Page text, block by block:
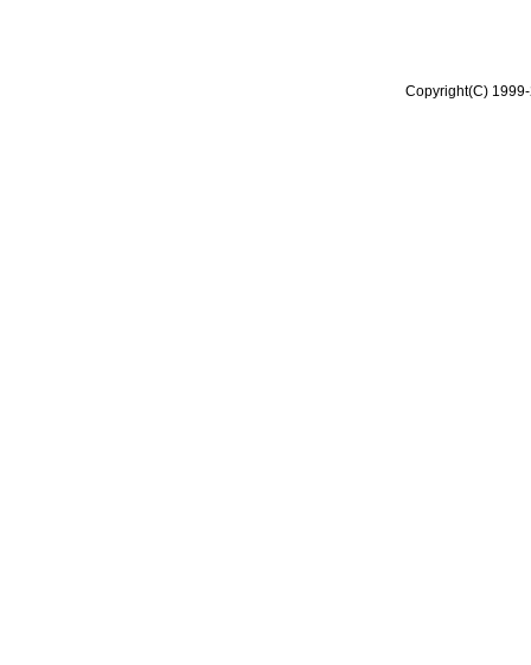
Copyright(C)